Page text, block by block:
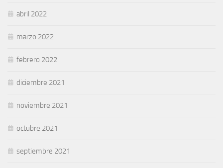
abril 2022
marzo 2022
febrero 2022
diciembre 2021
noviembre 2021
octubre 2021
septiembre 2021